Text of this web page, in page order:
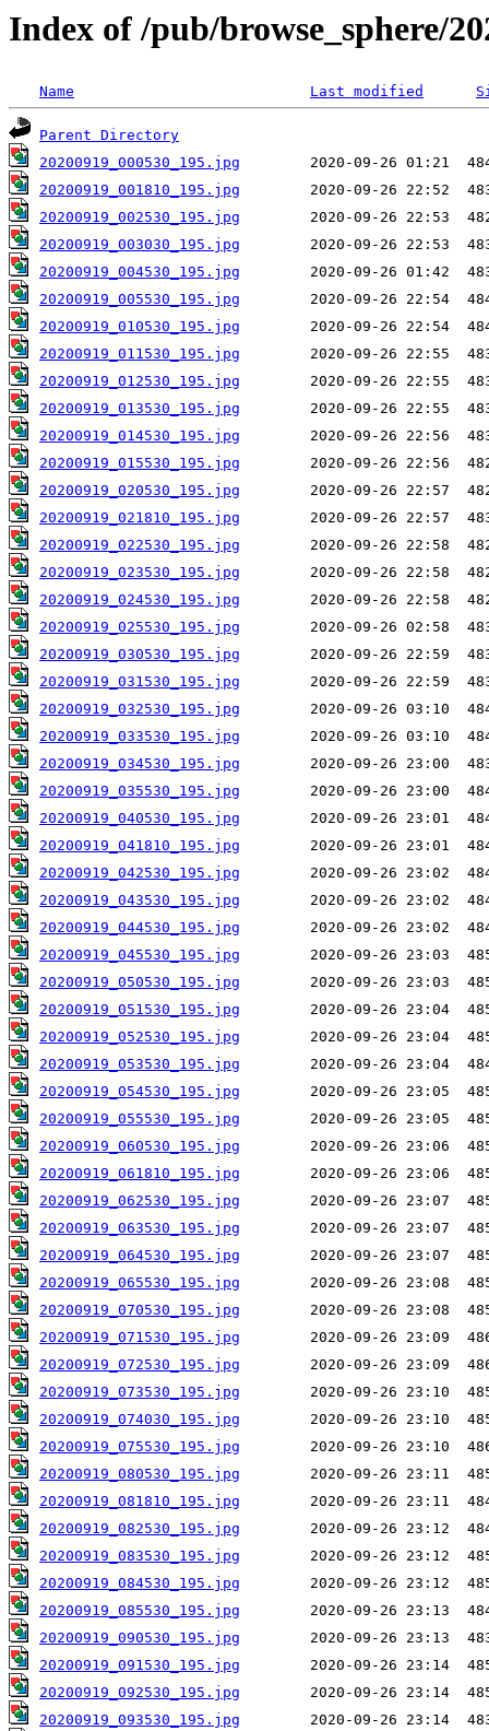
Index of /pub/browse_sphere/
Name Last modified
Parent Directory
20200919_000530_195.jpg
20200919_001810_195.jpg
20200919_002530_195.jpg
20200919_003030_195.jpg
20200919_004530_195.jpg
20200919_005530_195.jpg
20200919_010530_195.jpg
20200919_011530_195.jpg
20200919_012530_195.jpg
20200919_013530_195.jpg
20200919_014530_195.jpg
20200919_015530_195.jpg
20200919_020530_195.jpg
20200919_021810_195.jpg
20200919_022530_195.jpg
20200919_023530_195.jpg
20200919_024530_195.jpg
20200919_025530_195.jpg
20200919_030530_195.jpg
20200919_031530_195.jpg
20200919_032530_195.jpg
20200919_033530_195.jpg
20200919_034530_195.jpg
20200919_035530_195.jpg
20200919_040530_195.jpg
20200919_041810_195.jpg
20200919_042530_195.jpg
20200919_043530_195.jpg
20200919_044530_195.jpg
20200919_045530_195.jpg
20200919_050530_195.jpg
20200919_051530_195.jpg
20200919_052530_195.jpg
20200919_053530_195.jpg
20200919_054530_195.jpg
20200919_055530_195.jpg
20200919_060530_195.jpg
20200919_061810_195.jpg
20200919_062530_195.jpg
20200919_063530_195.jpg
20200919_064530_195.jpg
20200919_065530_195.jpg
20200919_070530_195.jpg
20200919_071530_195.jpg
20200919_072530_195.jpg
20200919_073530_195.jpg
20200919_074030_195.jpg
20200919_075530_195.jpg
20200919_080530_195.jpg
20200919_081810_195.jpg
20200919_082530_195.jpg
20200919_083530_195.jpg
20200919_084530_195.jpg
20200919_085530_195.jpg
20200919_090530_195.jpg
20200919_091530_195.jpg
20200919_092530_195.jpg
20200919_093530_195.jpg